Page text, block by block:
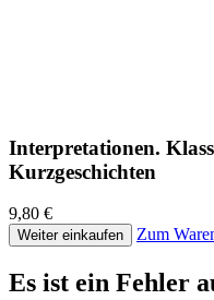
Interpretationen.
Kurzgeschichten
9,80 €
Weiter einkaufen Zum
Es ist ein Fehler